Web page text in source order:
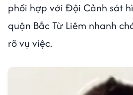
phối hợp với Đội Cảnh sát
quận Bắc Từ Liêm nhanh
rõ vụ việc.